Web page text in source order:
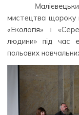
⠀⠀⠀
мистецтва щороку
«Екологія» і
людини» під час
польових